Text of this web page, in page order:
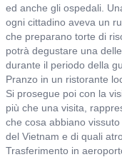
ed anche gli ospedali.
ogni cittadino aveva un
che preparano torte di
potrà degustare una
durante il periodo della
Pranzo in un ristorante
Si prosegue poi con la
più che una visita,
che cosa abbiano
del Vietnam e di quali
Trasferimento in